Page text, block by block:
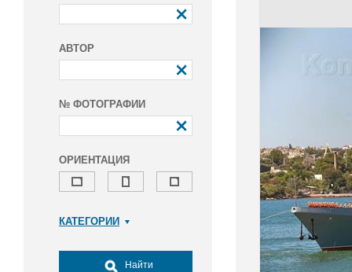
АВТОР
№ ФОТОГРАФИИ
ОРИЕНТАЦИЯ
КАТЕГОРИИ
Досуг, туризм и отдых
Найти